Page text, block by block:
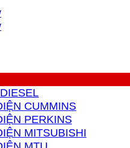
CUMMINS
PERKINS
MITSUBISHI